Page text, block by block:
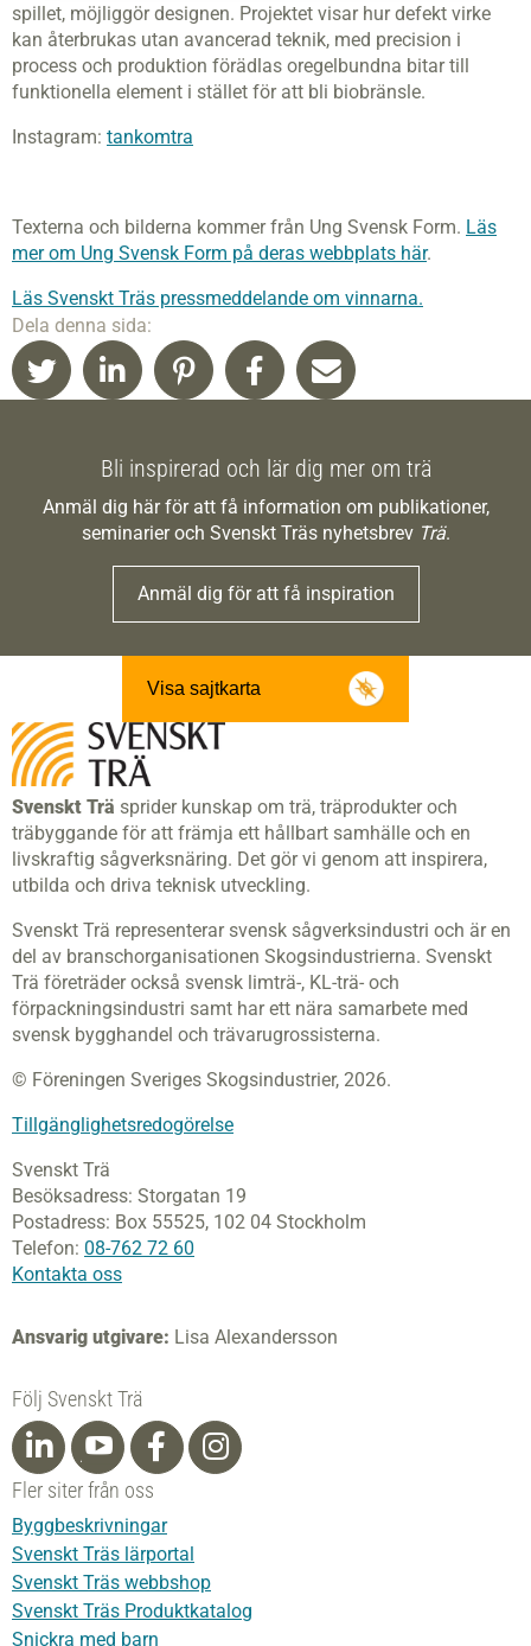
spillet, möjliggör designen. Projektet visar hur defekt virke
kan återbrukas utan avancerad teknik, med precision i
process och produktion förädlas oregelbundna bitar till
funktionella element i stället för att bli biobränsle.
Instagram: tankomtra
Texterna och bilderna kommer från Ung Svensk Form. Läs
mer om Ung Svensk Form på deras webbplats här.
Läs Svenskt Träs pressmeddelande om vinnarna.
Dela denna sida:
Bli inspirerad och lär dig mer om trä
Anmäl dig här för att få information om publikationer,
seminarier och Svenskt Träs nyhetsbrev Trä.
Anmäl dig för att få inspiration
Visa sajtkarta
Svenskt Trä sprider kunskap om trä, träprodukter och
träbyggande för att främja ett hållbart samhälle och en
livskraftig sågverksnäring. Det gör vi genom att inspirera,
utbilda och driva teknisk utveckling.
Svenskt Trä representerar svensk sågverksindustri och är en
del av branschorganisationen Skogsindustrierna. Svenskt
Trä företräder också svensk limträ-, KL-trä- och
förpackningsindustri samt har ett nära samarbete med
svensk bygghandel och trävarugrossisterna.
© Föreningen Sveriges Skogsindustrier, 2026.
Tillgänglighetsredogörelse
Svenskt Trä
Besöksadress: Storgatan 19
Postadress: Box 55525, 102 04 Stockholm
Telefon: 08-762 72 60
Kontakta oss
Ansvarig utgivare: Lisa Alexandersson
Följ Svenskt Trä
Fler siter från oss
Byggbeskrivningar
Svenskt Träs lärportal
Svenskt Träs webbshop
Svenskt Träs Produktkatalog
Snickra med barn